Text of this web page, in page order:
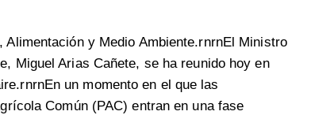
y Medio Ambiente.rnrnEl Ministro
Miguel Arias Cañete, se ha reunido hoy en
un momento en el que las
Común (PAC) entran en una fase